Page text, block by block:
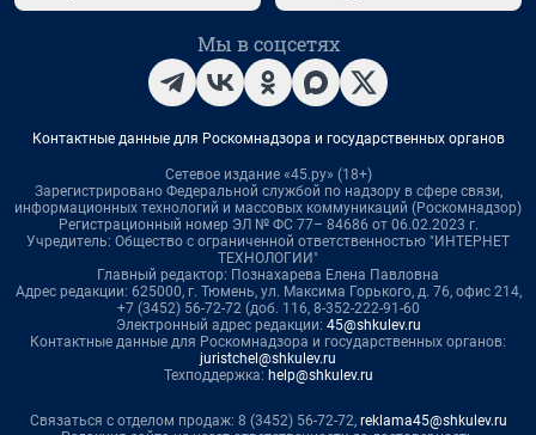
Мы в соцсетях
Контактные данные для Роскомнадзора и государственных органов
Сетевое издание «45.ру» (18+)
Зарегистрировано Федеральной службой по надзору в сфере связи,
информационных технологий и массовых коммуникаций (Роскомнадзор)
Регистрационный номер ЭЛ № ФС 77– 84686 от 06.02.2023 г.
Учредитель: Общество с ограниченной ответственностью "ИНТЕРНЕТ
ТЕХНОЛОГИИ"
Главный редактор: Познахарева Елена Павловна
Адрес редакции: 625000, г. Тюмень, ул. Максима Горького, д. 76, офис 214,
+7 (3452) 56-72-72 (доб. 116, 8-352-222-91-60
Электронный адрес редакции: 45@shkulev.ru
Контактные данные для Роскомнадзора и государственных органов:
juristchel@shkulev.ru
Техподдержка: help@shkulev.ru
Связаться с отделом продаж: 8 (3452) 56-72-72, reklama45@shkulev.ru